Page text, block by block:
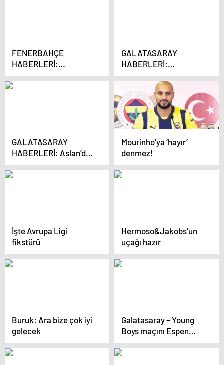
FENERBAHÇE
HABERLERİ:
Kanarya’da Alex Telles
bombası!
GALATASARAY
HABERLERİ:
Ndombele ve Tete
haftaya damga vurdu!
GALATASARAY
HABERLERİ: Aslan’da
Arias pazarlığı
Mourinho’ya ‘hayır’
denmez!
İşte Avrupa Ligi
fikstürü
Hermoso&Jakobs’un
uçağı hazır
Buruk: Ara bize çok iyi
gelecek
Galatasaray – Young
Boys maçını Espen
Eskas yönetecek